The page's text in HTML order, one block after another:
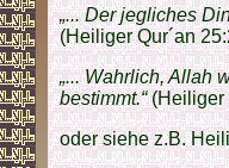
„... Der jegliches
(Heiliger Qur´an
„... Wahrlich, Allah
bestimmt.“(Heiliger
oder siehe z.B.